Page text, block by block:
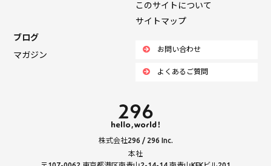
このサイトについて
サイトマップ
ブログ
マガジン
お問い合わせ
よくあるご質問
株式会社296 / 296 Inc.
本社